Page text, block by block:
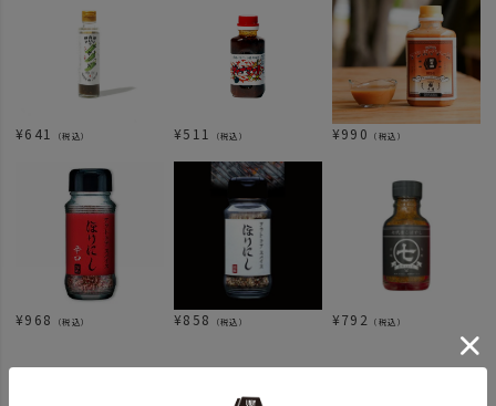
¥641 （税込） ¥511 （税込） ¥990 （税込）
¥968 （税込） ¥858 （税込） ¥792 （税込）